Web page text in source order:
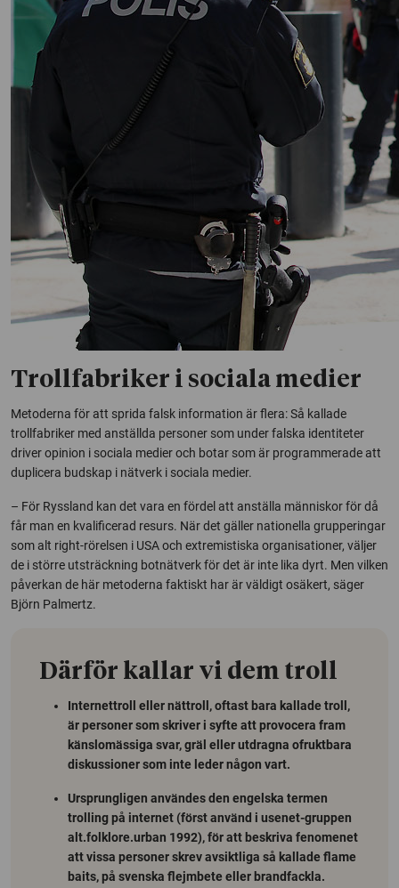
Trollfabriker i sociala medier
Metoderna för att sprida falsk information är flera: Så kallade
trollfabriker med anställda personer som under falska identiteter
driver opinion i sociala medier och botar som är programmerade att
duplicera budskap i nätverk i sociala medier.
– För Ryssland kan det vara en fördel att anställa människor för då
får man en kvalificerad resurs. När det gäller nationella grupperingar
som alt right-rörelsen i USA och extremistiska organisationer, väljer
de i större utsträckning botnätverk för det är inte lika dyrt. Men vilken
påverkan de här metoderna faktiskt har är väldigt osäkert, säger
Björn Palmertz.
Därför kallar vi dem troll
Internettroll eller nättroll, oftast bara kallade troll,
är personer som skriver i syfte att provocera fram
känslomässiga svar, gräl eller utdragna ofruktbara
diskussioner som inte leder någon vart.
Ursprungligen användes den engelska termen
trollingpå internet (först använd i usenet-gruppen
alt.folklore.urban 1992), för att beskriva fenomenet
att vissa personer skrev avsiktliga så kallade flame
baits, på svenska flejmbete eller brandfackla.